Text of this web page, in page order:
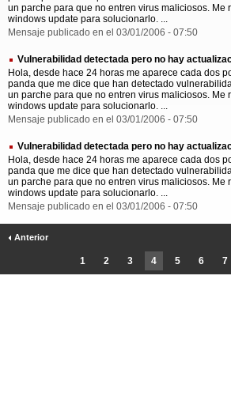
un parche para que no entren virus maliciosos. Me
windows update para solucionarlo. ...
Mensaje publicado en el 03/01/2006 - 07:50
Vulnerabilidad detectada pero no hay
Hola, desde hace 24 horas me aparece cada dos
panda que me dice que han detectado
un parche para que no entren virus maliciosos. Me
windows update para solucionarlo. ...
Mensaje publicado en el 03/01/2006 - 07:50
Vulnerabilidad detectada pero no hay
Hola, desde hace 24 horas me aparece cada dos
panda que me dice que han detectado
un parche para que no entren virus maliciosos. Me
windows update para solucionarlo. ...
Mensaje publicado en el 03/01/2006 - 07:50
Anterior
1 2 3 4 5 6 7